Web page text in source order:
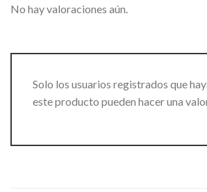
No hay valoraciones aún.
Solo los usuarios registrados que
este producto pueden hacer una